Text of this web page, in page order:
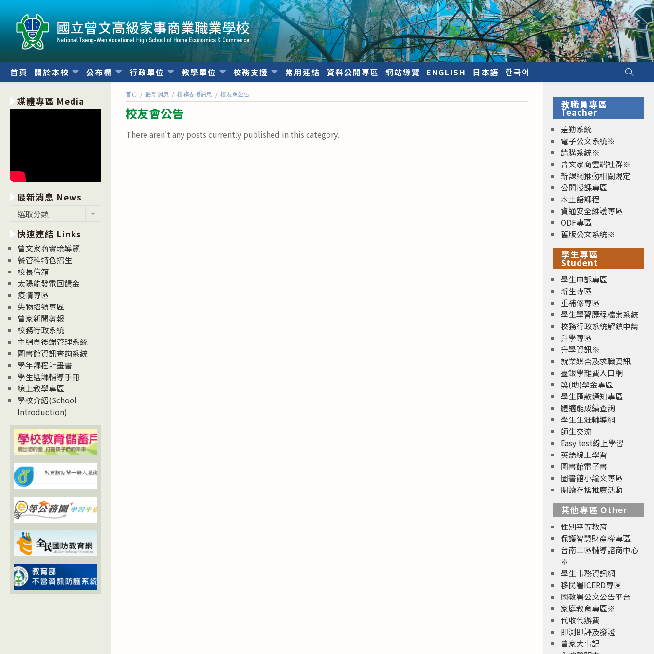
內
首頁 關於本校 公布欄 行政單位 教學單位 校務支援 常用連結 資料公開專區 網站導覽 ENGLISH 日本語 한국어
校友會公告
首頁 / 最新消息 / 校務支援訊息 / 校友會公告
There aren't any posts currently published in this category.
媒體專區 Media
最新消息 News
消
息
News
選取分類
快速連結 Links
曾文家商實境導覽
餐管科特色招生
校長信箱
太陽能發電回饋金
疫情專區
失物招領專區
曾家新聞剪報
校務行政系統
主網頁後端管理系統
圖書館資訊查詢系統
學年課程計畫書
學生選課輔導手冊
線上教學專區
學校介紹(School
Introduction)
教職員專區
Teacher
差勤系統
電子公文系統※
請購系統※
曾文家商雲端社群※
新課綱推動相關規定
公開授課專區
本土語課程
資通安全維護專區
ODF專區
舊版公文系統※
學生專區
Student
學生申訴專區
新生專區
重補修專區
學生學習歷程檔案系統
校務行政系統解鎖申請
升學專區
升學資訊※
就業媒合及求職資訊
臺銀學雜費入口網
獎(助)學金專區
學生匯款通知專區
體適能成績查詢
學生生涯輔導網
師生交流
Easy test線上學習
英語線上學習
圖書館電子書
圖書館小論文專區
閱讀存摺推廣活動
其他專區 Other
性別平等教育
保護智慧財產權專區
台南二區輔導諮商中心
※
學生事務資訊網
移民署ICERD專區
國教署公文公告平台
家庭教育專區※
代收代辦費
即測即評及發證
曾家大事記